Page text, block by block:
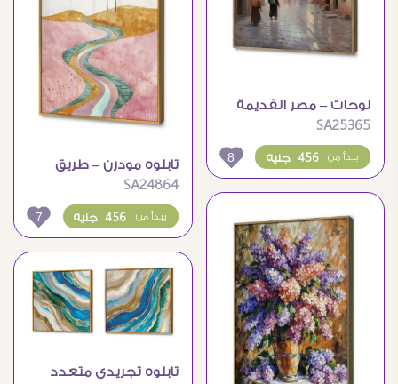
لوحات – مصر القديمة
SA25365
456 جنيه يبدأ من 8
تابلوه مودرن – طريق
SA24864
456 جنيه يبدأ من 7
تابلوه تجريدى متعدد